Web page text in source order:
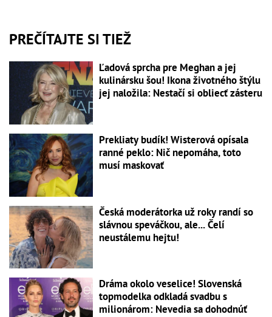
PREČÍTAJTE SI TIEŽ
Ľadová sprcha pre Meghan a jej
kulinársku šou! Ikona životného štýlu
jej naložila: Nestačí si obliecť zásteru
Prekliaty budík! Wisterová opísala
ranné peklo: Nič nepomáha, toto
musí maskovať
Česká moderátorka už roky randí so
slávnou speváčkou, ale... Čelí
neustálemu hejtu!
Dráma okolo veselice! Slovenská
topmodelka odkladá svadbu s
milionárom: Nevedia sa dohodnúť